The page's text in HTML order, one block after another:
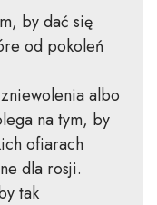
by dać się
od pokoleń
albo
na tym, by
ofiarach
dla rosji.
tak